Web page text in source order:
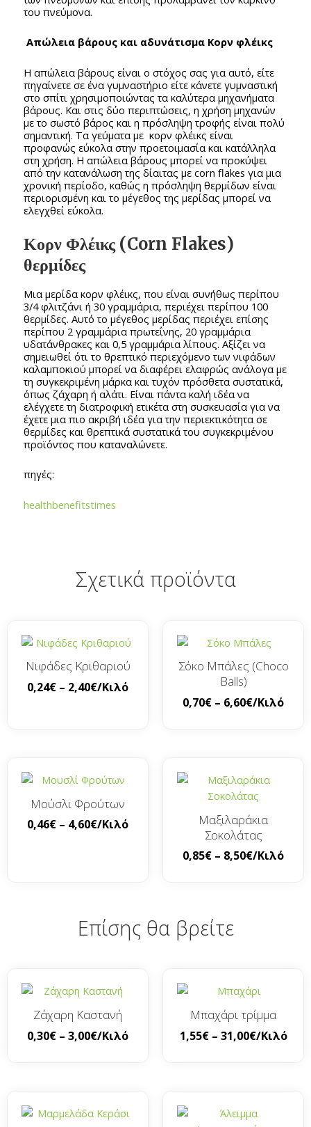
του πνεύμονα.
Απώλεια βάρους και αδυνάτισμα Κορν φλέικς
Η απώλεια βάρους είναι ο στόχος σας για αυτό, είτε
πηγαίνετε σε ένα γυμναστήριο είτε κάνετε γυμναστική
στο σπίτι χρησιμοποιώντας τα καλύτερα μηχανήματα
βάρους. Και στις δύο περιπτώσεις, η χρήση μηχανών
με το σωστό βάρος και η πρόσληψη τροφής είναι πολύ
σημαντική. Τα γεύματα με κορν φλέικς είναι
προφανώς εύκολα στην προετοιμασία και κατάλληλα
στη χρήση. Η απώλεια βάρους μπορεί να προκύψει
από την κατανάλωση της δίαιτας με corn flakes για μια
χρονική περίοδο, καθώς η πρόσληψη θερμίδων είναι
περιορισμένη και το μέγεθος της μερίδας μπορεί να
ελεγχθεί εύκολα.
Κορν Φλέικς (Corn Flakes)
θερμίδες
Μια μερίδα κορν φλέικς, που είναι συνήθως περίπου
3/4 φλιτζάνι ή 30 γραμμάρια, περιέχει περίπου 100
θερμίδες. Αυτό το μέγεθος μερίδας περιέχει επίσης
περίπου 2 γραμμάρια πρωτεΐνης, 20 γραμμάρια
υδατάνθρακες και 0,5 γραμμάρια λίπους. Αξίζει να
σημειωθεί ότι το θρεπτικό περιεχόμενο των νιφάδων
καλαμποκιού μπορεί να διαφέρει ελαφρώς ανάλογα με
τη συγκεκριμένη μάρκα και τυχόν πρόσθετα συστατικά,
όπως ζάχαρη ή αλάτι. Είναι πάντα καλή ιδέα να
ελέγχετε τη διατροφική ετικέτα στη συσκευασία για να
έχετε μια πιο ακριβή ιδέα για την περιεκτικότητα σε
θερμίδες και θρεπτικά συστατικά του συγκεκριμένου
προϊόντος που καταναλώνετε.
πηγές:
healthbenefitstimes
Σχετικά προϊόντα
Νιφάδες Κριθαριού
0,24€ – 2,40€/Κιλό
Σόκο Μπάλες (Choco
Balls)
0,70€ – 6,60€/Κιλό
Μούσλι Φρούτων
0,46€ – 4,60€/Κιλό
Μαξιλαράκια
Σοκολάτας
0,85€ – 8,50€/Κιλό
Επίσης θα βρείτε
Ζάχαρη Καστανή
0,30€ – 3,00€/Κιλό
Μπαχάρι τρίμμα
1,55€ – 31,00€/Κιλό